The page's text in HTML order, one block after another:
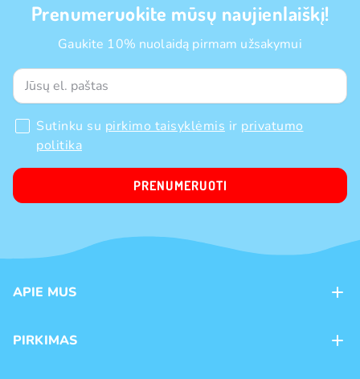
Prenumeruokite mūsų naujienlaiškį!
Gaukite 10% nuolaidą pirmam užsakymui
Sutinku su pirkimo taisyklėmis ir privatumo
politika
PRENUMERUOTI
APIE MUS
Kontaktai
PIRKIMAS